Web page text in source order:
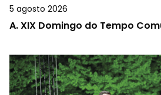
5 agosto 2026
A.XIX Domingo do Tempo